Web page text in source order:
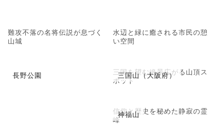
難攻不落の名将伝説が息づく
山城
水辺と緑に癒される市民の憩
い空間
長野公園 三国山（大阪府）
三国を望む絶景広がる山頂ス
ポット
神福山
信仰と歴史を秘めた静寂の霊
峰